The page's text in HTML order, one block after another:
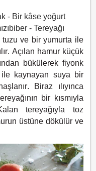
- Bir kâse yoğurt
- Tereyağı
tuzu ve bir yumurta ile
Açılan hamur küçük
bükülerek fiyonk
ile kaynayan suya bir
Biraz ılıyınca
bir kısmıyla
tereyağıyla toz
üstüne dökülür ve